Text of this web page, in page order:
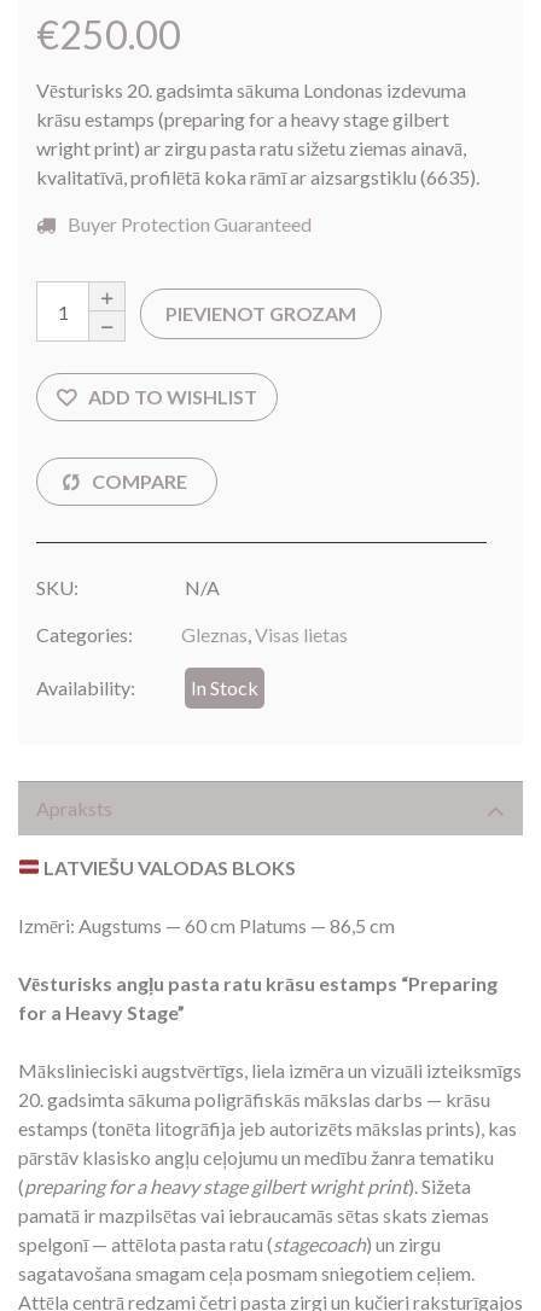
€250.00
Vēsturisks 20. gadsimta sākuma Londonas izdevuma
krāsu estamps (preparing for a heavy stage gilbert
wright print) ar zirgu pasta ratu sižetu ziemas ainavā,
kvalitatīvā, profilētā koka rāmī ar aizsargstiklu (6635).
Buyer Protection Guaranteed
PIEVIENOT GROZAM
SKU: N/A
Categories: Gleznas,Visas lietas
Availability: In Stock
Apraksts
LATVIEŠU VALODAS BLOKS
Izmēri: Augstums — 60 cm Platums — 86,5 cm
Vēsturisks angļu pasta ratu krāsu estamps “Preparing
for a Heavy Stage”
Mākslinieciski augstvērtīgs, liela izmēra un vizuāli izteiksmīgs
20. gadsimta sākuma poligrāfiskās mākslas darbs — krāsu
estamps (tonēta litogrāfija jeb autorizēts mākslas prints), kas
pārstāv klasisko angļu ceļojumu un medību žanra tematiku
(preparing for a heavy stage gilbert wright print). Sižeta
pamatā ir mazpilsētas vai iebraucamās sētas skats ziemas
spelgonī — attēlota pasta ratu (stagecoach) un zirgu
sagatavošana smagam ceļa posmam sniegotiem ceļiem.
Attēla centrā redzami četri pasta zirgi un kučieri raksturīgajos